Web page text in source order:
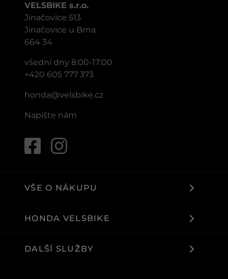
VELSBIKE s.r.o.
Jinačovice 513
Jinačovice u Brna
664 34
všední dny 8:00-17:00
+420 605 777 373
honda@velsbike.cz
Napište nám
VŠE O NÁKUPU
HONDA VELSBIKE
DALŠÍ SLUŽBY